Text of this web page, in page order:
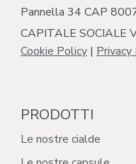
Pannella 34 CAP
CAPITALE SOCIALE
Cookie Policy |
PRODOTTI
Le nostre cialde